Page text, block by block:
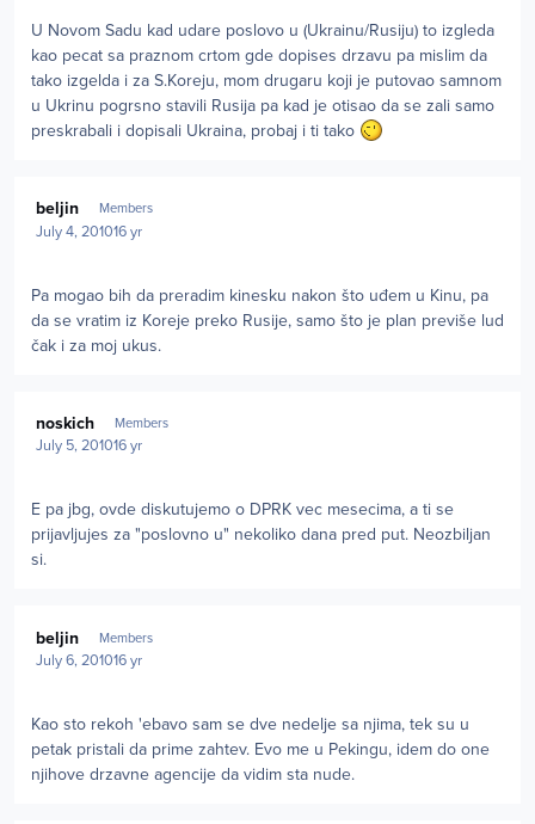
U Novom Sadu kad udare poslovo u (Ukrainu/Rusiju) to izgleda
kao pecat sa praznom crtom gde dopises drzavu pa mislim da
tako izgelda i za S.Koreju, mom drugaru koji je putovao samnom
u Ukrinu pogrsno stavili Rusija pa kad je otisao da se zali samo
preskrabali i dopisali Ukraina, probaj i ti tako
beljin Members
July 4, 201016 yr
Pa mogao bih da preradim kinesku nakon što uđem u Kinu, pa
da se vratim iz Koreje preko Rusije, samo što je plan previše lud
čak i za moj ukus.
noskich Members
July 5, 201016 yr
E pa jbg, ovde diskutujemo o DPRK vec mesecima, a ti se
prijavljujes za "poslovno u" nekoliko dana pred put. Neozbiljan
si.
beljin Members
July 6, 201016 yr
Kao sto rekoh 'ebavo sam se dve nedelje sa njima, tek su u
petak pristali da prime zahtev. Evo me u Pekingu, idem do one
njihove drzavne agencije da vidim sta nude.